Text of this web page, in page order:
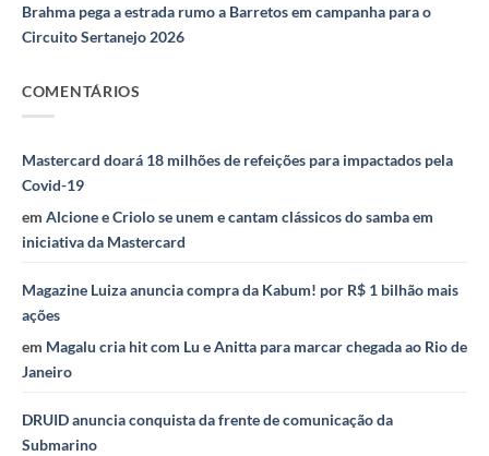
Brahma pega a estrada rumo a Barretos em campanha para o
Circuito Sertanejo 2026
COMENTÁRIOS
Mastercard doará 18 milhões de refeições para impactados pela
Covid-19
em Alcione e Criolo se unem e cantam clássicos do samba em
iniciativa da Mastercard
Magazine Luiza anuncia compra da Kabum! por R$ 1 bilhão mais
ações
em Magalu cria hit com Lu e Anitta para marcar chegada ao Rio de
Janeiro
DRUID anuncia conquista da frente de comunicação da
Submarino